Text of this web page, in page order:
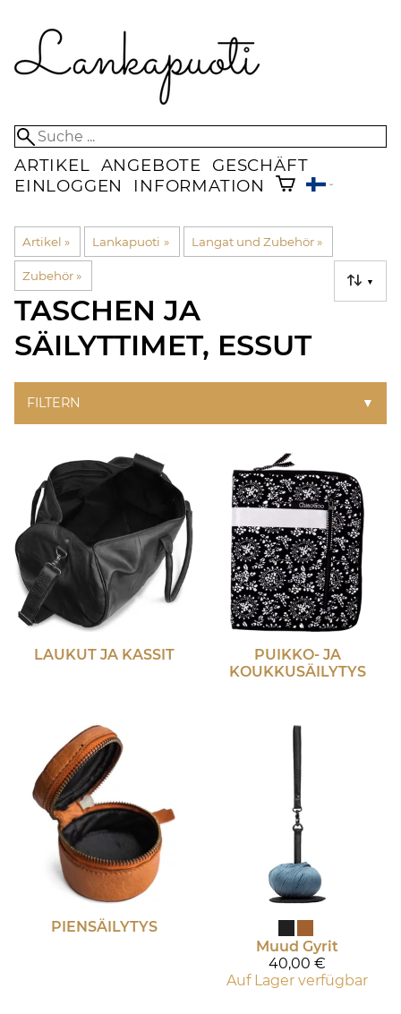
ARTIKEL ANGEBOTE
GESCHÄFT
EINLOGGEN
INFORMATION
Artikel ‪» Lankapuoti ‪» Langat und Zubehör ‪»
Zubehör‪» ▼
TASCHEN JA
SÄILYTTIMET, ESSUT
FILTERN ▼
LAUKUT JA KASSIT
PUIKKO- JA
KOUKKUSÄILYTYS
PIENSÄILYTYS
Muud Gyrit
40,00 €
Auf Lager verfügbar